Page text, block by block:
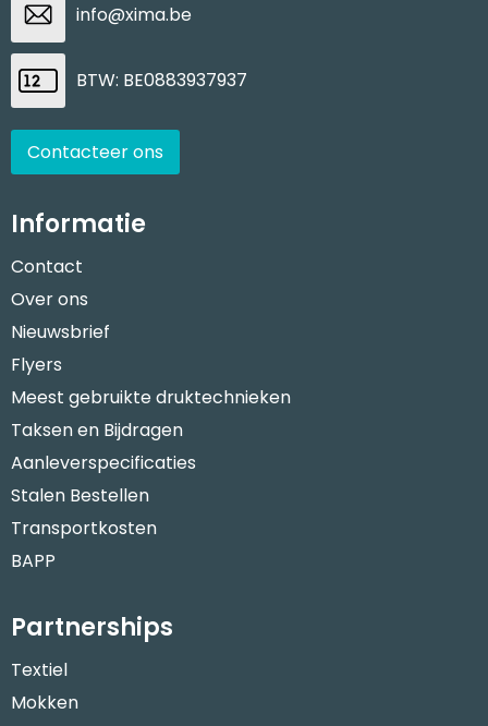
info@xima.be
BTW: BE0883937937
Contacteer ons
Informatie
Contact
Over ons
Nieuwsbrief
Flyers
Meest gebruikte druktechnieken
Taksen en Bijdragen
Aanleverspecificaties
Stalen Bestellen
Transportkosten
BAPP
Partnerships
Textiel
Mokken